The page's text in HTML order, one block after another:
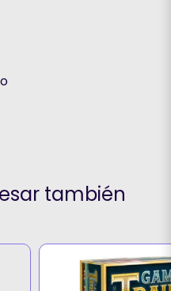
también